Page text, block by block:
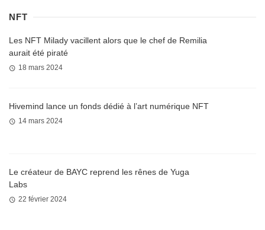
NFT
Les NFT Milady vacillent alors que le chef de Remilia
aurait été piraté
18 mars 2024
Hivemind lance un fonds dédié à l’art numérique NFT
14 mars 2024
Le créateur de BAYC reprend les rênes de Yuga
Labs
22 février 2024